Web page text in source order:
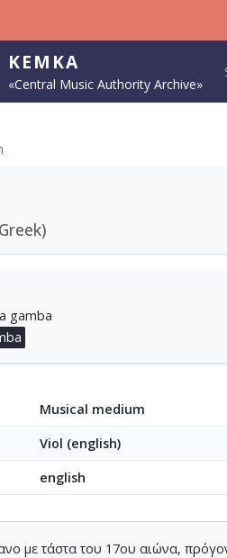
KEMKA
«Central Music Authority Archive»
gamba
Musical medium
Viol (english)
english
με τάστα του 17ου αιώνα,